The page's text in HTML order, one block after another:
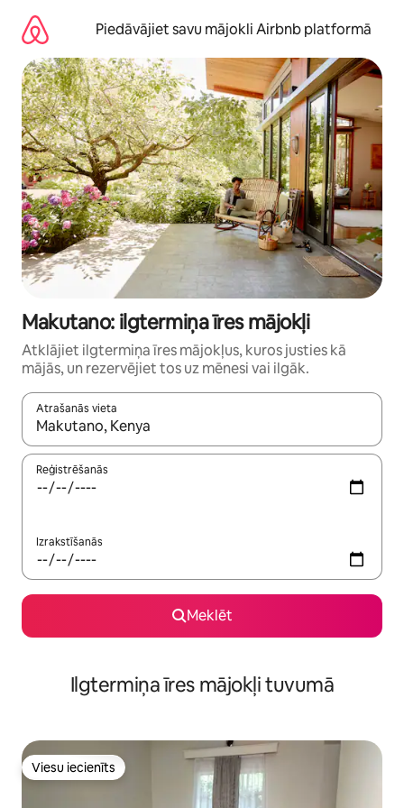
saturu
Piedāvājiet savu mājokli Airbnb platformā
Makutano: ilgtermiņa īres mājokļi
Atklājiet ilgtermiņa īres mājokļus, kuros justies kā
mājās, un rezervējiet tos uz mēnesi vai ilgāk.
Atrašanās vieta
Kad rezultāti kļūs pieejami, izmantojiet bultiņu uz augšu un
Reģistrēšanās
Izrakstīšanās
Meklēt
Ilgtermiņa īres mājokļi tuvumā
Viesu iecienīts
Viesu iecienīts